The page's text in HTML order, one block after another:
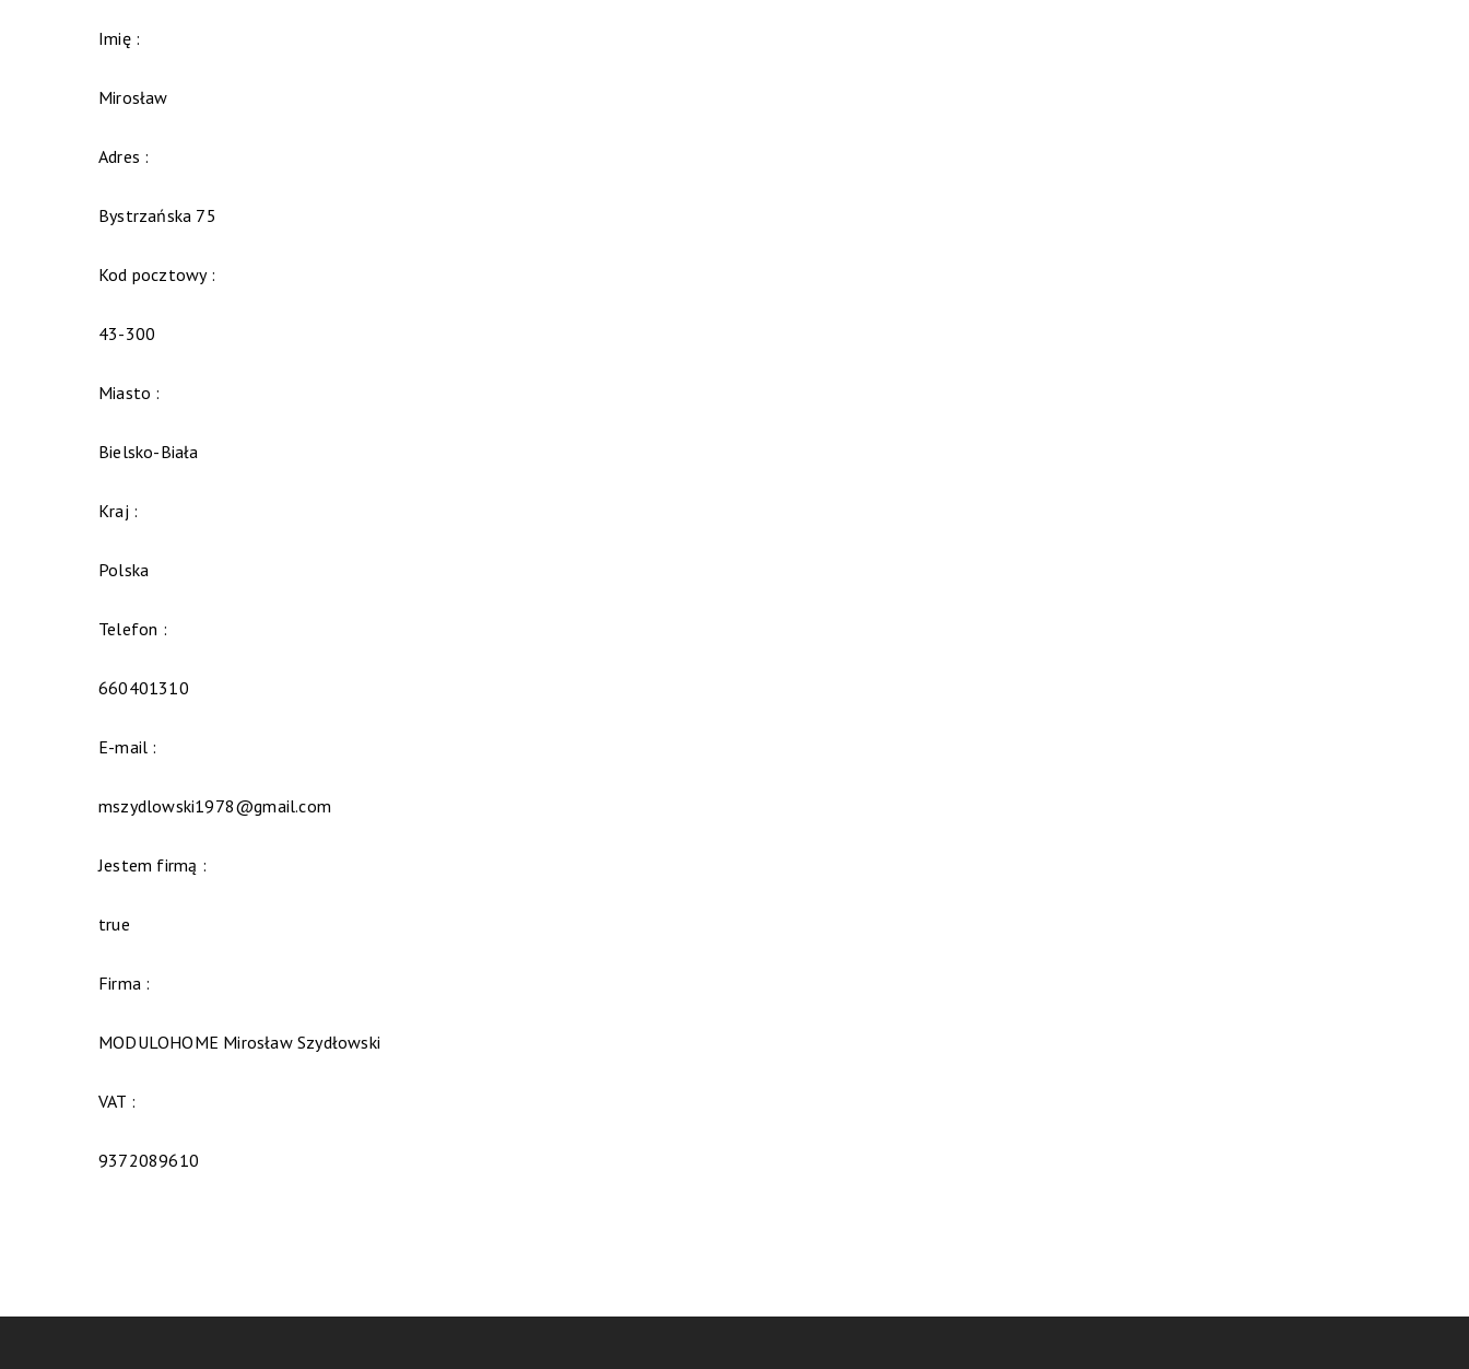
Imię :
Mirosław
Adres :
Bystrzańska 75
Kod pocztowy :
43-300
Miasto :
Bielsko-Biała
Kraj :
Polska
Telefon :
660401310
E-mail :
mszydlowski1978@gmail.com
Jestem firmą :
true
Firma :
MODULOHOME Mirosław Szydłowski
VAT :
9372089610